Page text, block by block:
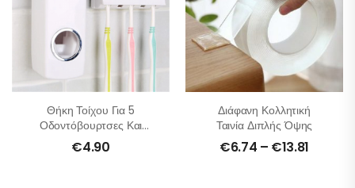
Θήκη Τοίχου Για 5
Οδοντόβουρτσες Και
Αυτόματη Βάση Για
Οδοντόκρεμα
€4.90
Διάφανη Κολλητική
Ταινία Διπλής Όψης
€6.74 – €13.81